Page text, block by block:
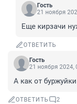
Гость
21 ноября
Еще кирзачи
ОТВЕТИТЬ
Гость
21 ноября 2024,
А как от
ОТВЕТИТЬ 2